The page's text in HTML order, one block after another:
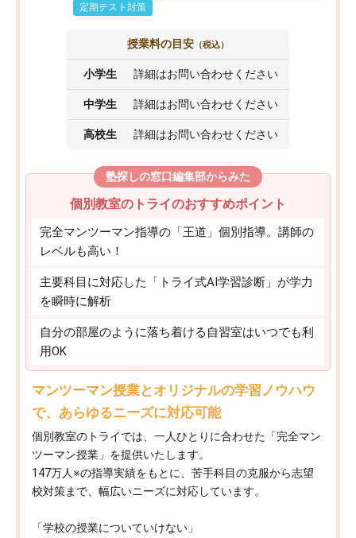
定期テスト対策
授業料の目安 （税込）
小学生 詳細はお問い合わせください
中学生 詳細はお問い合わせください
高校生 詳細はお問い合わせください
塾探しの窓口編集部からみた
個別教室のトライのおすすめポイント
完全マンツーマン指導の「王道」個別指導。講師の
レベルも高い！
主要科目に対応した「トライ式AI学習診断」が学力
を瞬時に解析
自分の部屋のように落ち着ける自習室はいつでも利
用OK
マンツーマン授業とオリジナルの学習ノウハウ
で、あらゆるニーズに対応可能
個別教室のトライでは、一人ひとりに合わせた「完全マン
ツーマン授業」を提供いたします。​
147万人※の指導実績をもとに、苦手科目の克服から志望
校対策まで、幅広いニーズに対応しています。​
「学校の授業についていけない」​